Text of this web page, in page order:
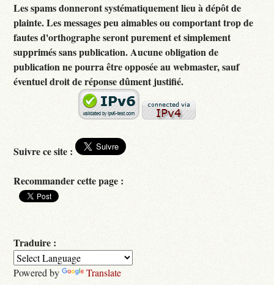
Les spams donneront systématiquement lieu à dépôt de
plainte. Les messages peu aimables ou comportant trop de
fautes d'orthographe seront purement et simplement
supprimés sans publication. Aucune obligation de
publication ne pourra être opposée au webmaster, sauf
éventuel droit de réponse dûment justifié.
Suivre ce site :
Recommander cette page :
Traduire :
Powered by Translate